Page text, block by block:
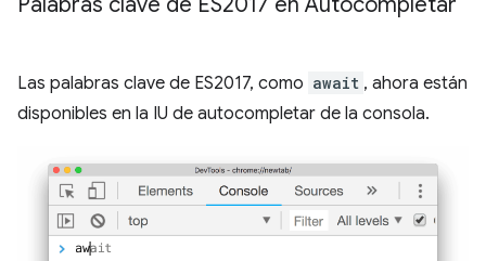
Las palabras clave de ES2017, como await , ahora están
disponibles en la IU de autocompletar de la consola.